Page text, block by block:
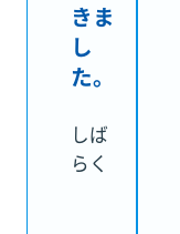
きま
し
た。
しば
らく